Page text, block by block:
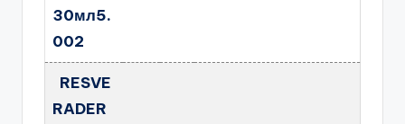
30мл5.
002
RESVE
RADER